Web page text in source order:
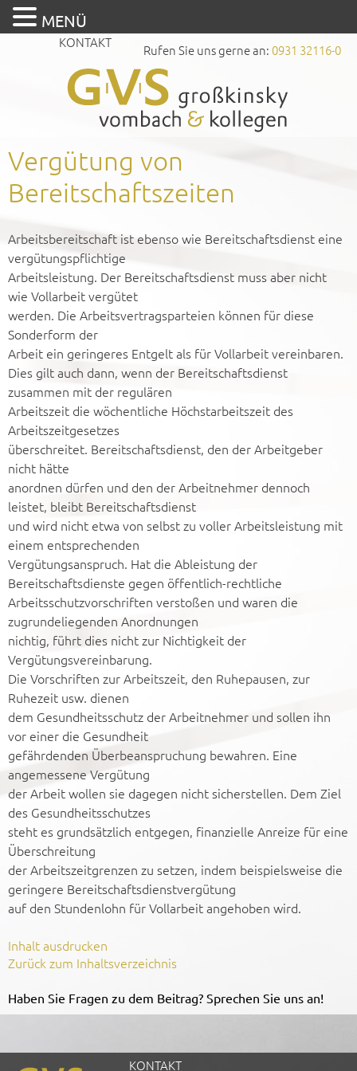
Rufen Sie uns gerne an: 0931 32116-0
KONTAKT
Vergütung von
Bereitschaftszeiten
Arbeitsbereitschaft ist ebenso wie Bereitschaftsdienst eine
vergütungspflichtige
Arbeitsleistung. Der Bereitschaftsdienst muss aber nicht
wie Vollarbeit vergütet
werden. Die Arbeitsvertragsparteien können für diese
Sonderform der
Arbeit ein geringeres Entgelt als für Vollarbeit vereinbaren.
Dies gilt auch dann, wenn der Bereitschaftsdienst
zusammen mit der regulären
Arbeitszeit die wöchentliche Höchstarbeitszeit des
Arbeitszeitgesetzes
überschreitet. Bereitschaftsdienst, den der Arbeitgeber
nicht hätte
anordnen dürfen und den der Arbeitnehmer dennoch
leistet, bleibt Bereitschaftsdienst
und wird nicht etwa von selbst zu voller Arbeitsleistung mit
einem entsprechenden
Vergütungsanspruch. Hat die Ableistung der
Bereitschaftsdienste gegen öffentlich-rechtliche
Arbeitsschutzvorschriften verstoßen und waren die
zugrundeliegenden Anordnungen
nichtig, führt dies nicht zur Nichtigkeit der
Vergütungsvereinbarung.
Die Vorschriften zur Arbeitszeit, den Ruhepausen, zur
Ruhezeit usw. dienen
dem Gesundheitsschutz der Arbeitnehmer und sollen ihn
vor einer die Gesundheit
gefährdenden Überbeanspruchung bewahren. Eine
angemessene Vergütung
der Arbeit wollen sie dagegen nicht sicherstellen. Dem Ziel
des Gesundheitsschutzes
steht es grundsätzlich entgegen, finanzielle Anreize für eine
Überschreitung
der Arbeitszeitgrenzen zu setzen, indem beispielsweise die
geringere Bereitschaftsdienstvergütung
auf den Stundenlohn für Vollarbeit angehoben wird.
Inhalt ausdrucken
Zurück zum Inhaltsverzeichnis
Haben Sie Fragen zu dem Beitrag? Sprechen Sie uns an!
KONTAKT
MENÜ